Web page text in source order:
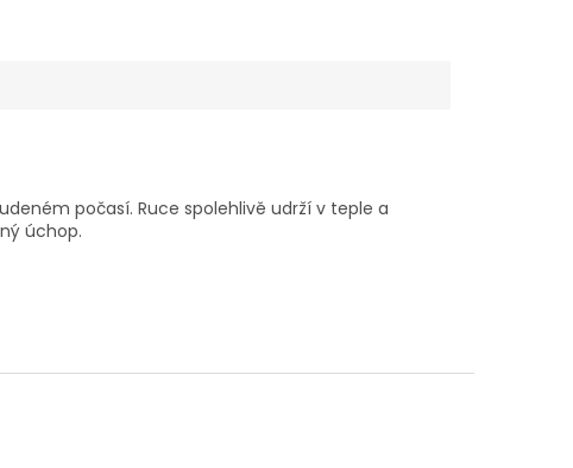
počasí. Ruce spolehlivě udrží v teple a
úchop.